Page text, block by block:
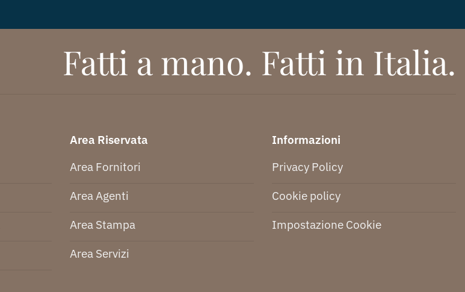
Fatti a mano. Fatti in Italia.
Area Riservata
Area Fornitori
Area Agenti
Area Stampa
Area Servizi
Informazioni
Privacy Policy
Cookie policy
Impostazione Cookie